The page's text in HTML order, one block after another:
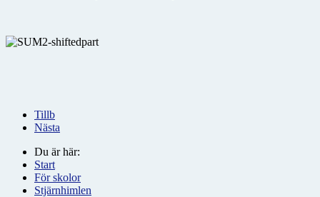
Tillb
Nästa
Du är här:
Start
För skolor
Stjärnhimlen